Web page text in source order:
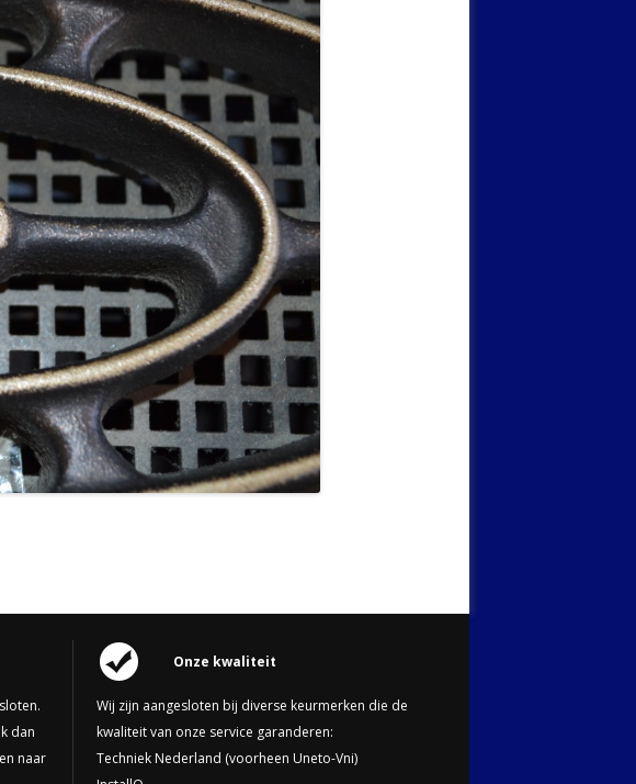
dan
naar
Onze kwaliteit
Wij zijn aangesloten bij diverse keurmerken die de
kwaliteit van onze service garanderen:
Techniek Nederland (voorheen Uneto-Vni)